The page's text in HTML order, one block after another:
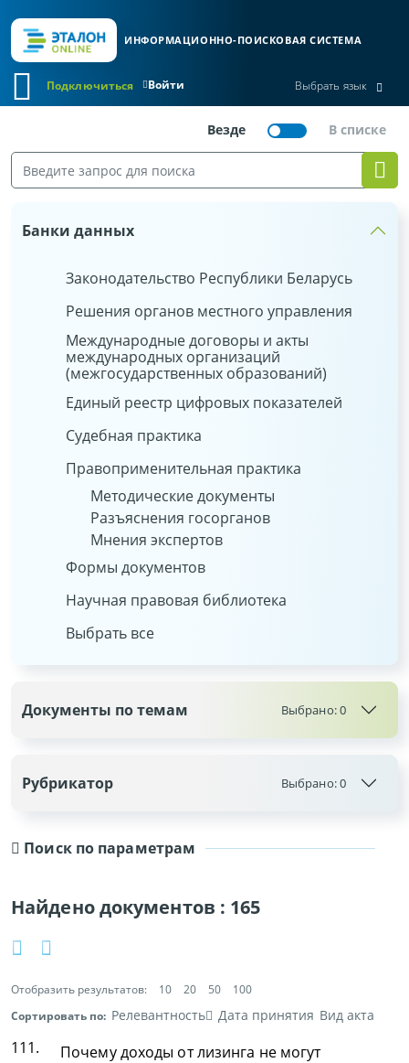
ИНФОРМАЦИОННО-ПОИСКОВАЯ СИСТЕМА
Войти
Подключиться Выбрать язык
Поиск по параметрам
Найдено документов : 165
Отобразить результатов: 10 20 50
100
Сортировать по: Релевантность Дата принятия Вид акта
111.
Почему доходы от лизинга не могут
Банки данных
Законодательство Республики Беларусь
Решения органов местного управления
Международные договоры и акты
международных организаций
(межгосударственных образований)
Единый реестр цифровых показателей
Судебная практика
Правоприменительная практика
Методические документы
Разъяснения госорганов
Мнения экспертов
Формы документов
Научная правовая библиотека
Выбрать все
Документы по темам Выбрано:0
Рубрикатор Выбрано:0